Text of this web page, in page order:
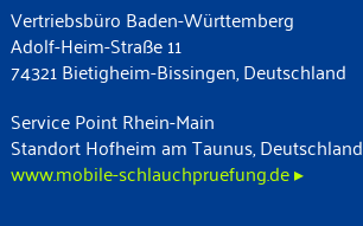
Vertriebsbüro Baden-Württemberg
Adolf-Heim-Straße 11
74321 Bietigheim-Bissingen, Deutschland
Service Point Rhein-Main
Standort Hofheim am Taunus, Deutschland
www.mobile-schlauchpruefung.de ▸